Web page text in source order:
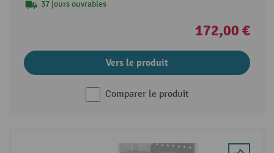
37 jours ouvrables
172,00 €
Vers le produit
Comparer le produit